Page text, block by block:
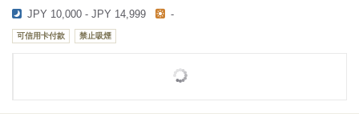
JPY 10,000 - JPY 14,999 -
可信用卡付款 禁止吸煙